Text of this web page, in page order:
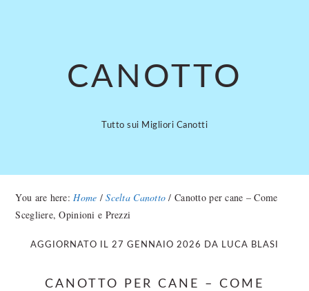
CANOTTO
Tutto sui Migliori Canotti
You are here:Home / Scelta Canotto / Canotto per cane​ – Come
Scegliere, Opinioni e Prezzi
AGGIORNATO IL 27 GENNAIO 2026 DA LUCA BLASI
CANOTTO PER CANE​ – COME